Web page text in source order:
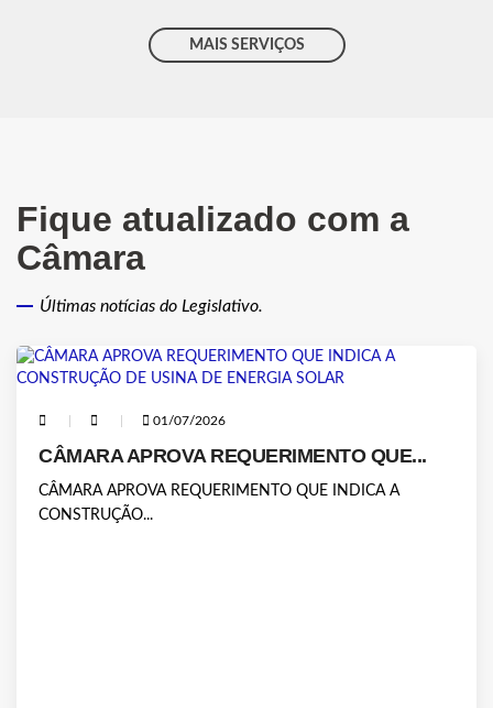
MAIS SERVIÇOS
Fique atualizado com a
Câmara
Últimas notícias do Legislativo.
01/07/2026
CÂMARA APROVA REQUERIMENTO QUE...
CÂMARA APROVA REQUERIMENTO QUE INDICA A
CONSTRUÇÃO...